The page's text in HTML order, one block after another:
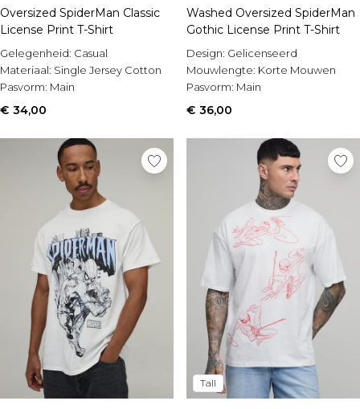
Oversized SpiderMan Classic
License Print T-Shirt
Gelegenheid: Casual
Materiaal: Single Jersey Cotton
Pasvorm: Main
€ 34,00
Washed Oversized SpiderMan
Gothic License Print T-Shirt
Design: Gelicenseerd
Mouwlengte: Korte Mouwen
Pasvorm: Main
€ 36,00
Tall